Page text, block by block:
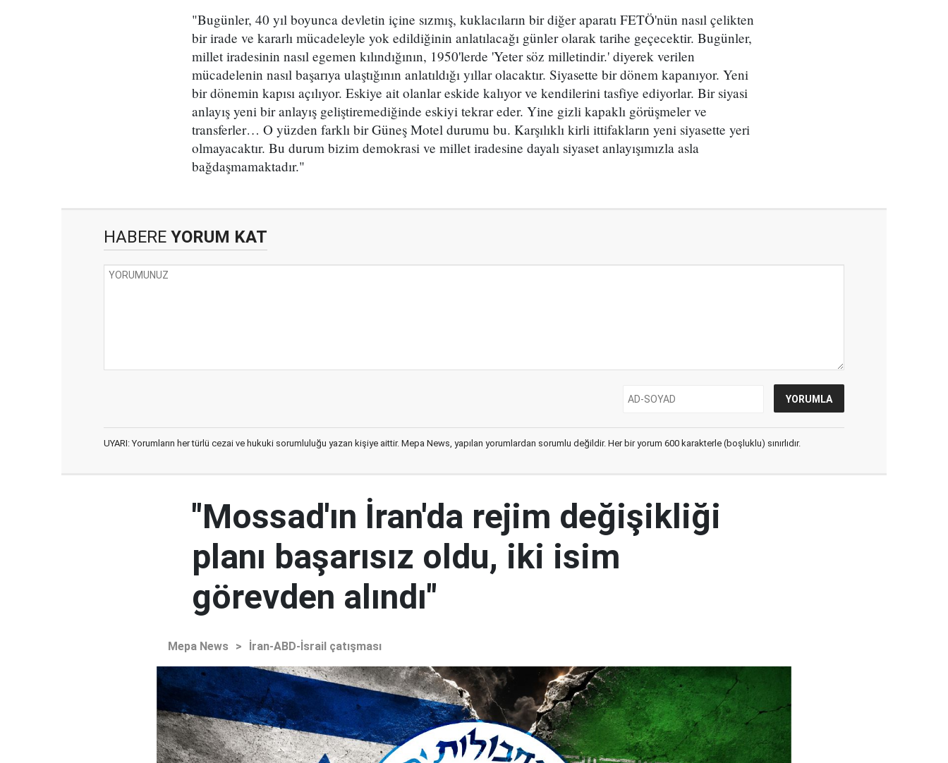
"Bugünler, 40 yıl boyunca devletin içine sızmış, kuklacıların bir diğer aparatı FETÖ'nün nasıl çelikten
bir irade ve kararlı mücadeleyle yok edildiğinin anlatılacağı günler olarak tarihe geçecektir. Bugünler,
millet iradesinin nasıl egemen kılındığının, 1950'lerde 'Yeter söz milletindir.' diyerek verilen
mücadelenin nasıl başarıya ulaştığının anlatıldığı yıllar olacaktır. Siyasette bir dönem kapanıyor. Yeni
bir dönemin kapısı açılıyor. Eskiye ait olanlar eskide kalıyor ve kendilerini tasfiye ediyorlar. Bir siyasi
anlayış yeni bir anlayış geliştiremediğinde eskiyi tekrar eder. Yine gizli kapaklı görüşmeler ve
transferler… O yüzden farklı bir Güneş Motel durumu bu. Karşılıklı kirli ittifakların yeni siyasette yeri
olmayacaktır. Bu durum bizim demokrasi ve millet iradesine dayalı siyaset anlayışımızla asla
bağdaşmamaktadır."
HABERE YORUM KAT
UYARI: Yorumların her türlü cezai ve hukuki sorumluluğu yazan kişiye aittir. Mepa News, yapılan yorumlardan sorumlu değildir. Her bir yorum 600 karakterle (boşluklu) sınırlıdır.
"Mossad'ın İran'da rejim değişikliği
planı başarısız oldu, iki isim
görevden alındı"
Mepa News > İran-ABD-İsrail çatışması